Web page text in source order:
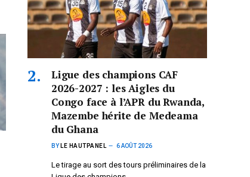
Ligue des champions CAF
2026-2027 : les Aigles du
Congo face à l’APR du Rwanda,
Mazembe hérite de Medeama
du Ghana
BY LE HAUTPANEL 6 AOÛT 2026
Le tirage au sort des tours préliminaires de la